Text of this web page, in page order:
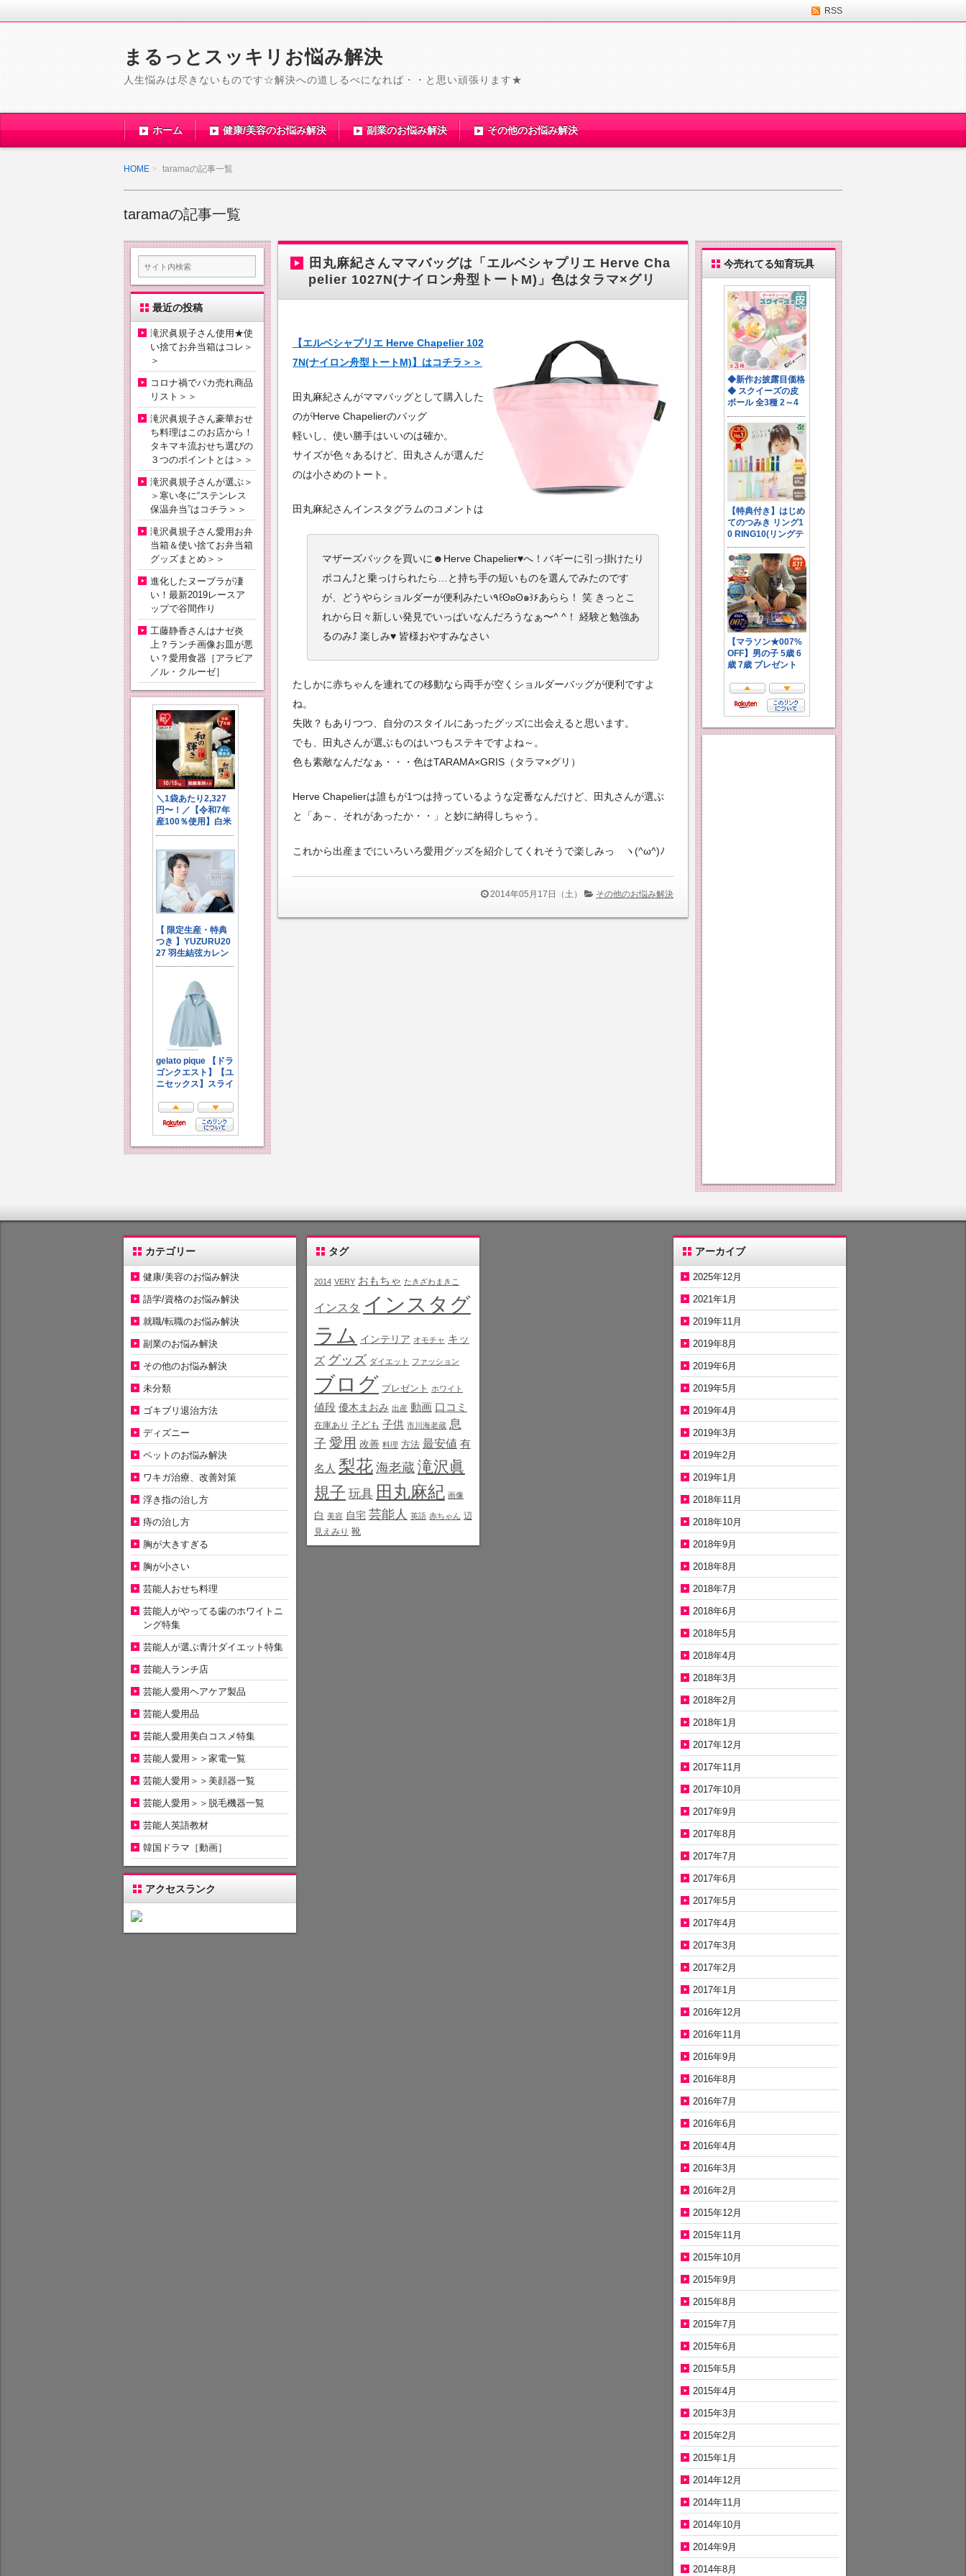
RSS
まるっとスッキリお悩み解決
人生悩みは尽きないものです☆解決への道しるべになれば・・と思い頑張ります★
ホーム 健康/美容のお悩み解決 副業のお悩み解決 その他のお悩み解決
HOME taramaの記事一覧
taramaの記事一覧
田丸麻紀さんママバッグは「エルベシャプリエ Herve Cha
pelier 1027N(ナイロン舟型トートM)」色はタラマ×グリ
【エルベシャプリエ Herve Chapelier 102
7N(ナイロン舟型トートM)】はコチラ＞＞
田丸麻紀さんがママバッグとして購入した
のがHerve Chapelierのバッグ
軽いし、使い勝手はいいのは確か。
サイズが色々あるけど、田丸さんが選んだ
のは小さめのトート。
田丸麻紀さんインスタグラムのコメントは
マザーズバックを買いに☻Herve Chapelier♥️へ！バギーに引っ掛けたり
ポコん⤴︎と乗っけられたら…と持ち手の短いものを選んでみたのです
が、どうやらショルダーが便利みたい٩꒰ʘʚʘ๑꒱۶あらら！ 笑 きっとこ
れから日々新しい発見でいっぱいなんだろうなぁ〜^ ^！ 経験と勉強あ
るのみ⤴︎ 楽しみ♥️ 皆様おやすみなさい
たしかに赤ちゃんを連れての移動なら両手が空くショルダーバッグが便利ですよ
ね。
失敗？もありつつ、自分のスタイルにあったグッズに出会えると思います。
でも、田丸さんが選ぶものはいつもステキですよね～。
色も素敵なんだなぁ・・・色はTARAMA×GRIS（タラマ×グリ）
Herve Chapelierは誰もが1つは持っているような定番なんだけど、田丸さんが選ぶ
と「あ～、それがあったか・・」と妙に納得しちゃう。
これから出産までにいろいろ愛用グッズを紹介してくれそうで楽しみっ ヽ(^ω^)ﾉ
2014年05月17日（土） その他のお悩み解決
最近の投稿
滝沢眞規子さん使用★使
い捨てお弁当箱はコレ＞
＞
コロナ禍でバカ売れ商品
リスト＞＞
滝沢眞規子さん豪華おせ
ち料理はこのお店から！
タキマキ流おせち選びの
３つのポイントとは＞＞
滝沢眞規子さんが選ぶ＞
＞寒い冬に“ステンレス
保温弁当”はコチラ＞＞
滝沢眞規子さん愛用お弁
当箱＆使い捨てお弁当箱
グッズまとめ＞＞
進化したヌーブラが凄
い！最新2019レースア
ップで谷間作り
工藤静香さんはナゼ炎
上？ランチ画像お皿が悪
い？愛用食器［アラビア
／ル・クルーゼ］
今売れてる知育玩具
カテゴリー
健康/美容のお悩み解決
語学/資格のお悩み解決
就職/転職のお悩み解決
副業のお悩み解決
その他のお悩み解決
未分類
ゴキブリ退治方法
ディズニー
ペットのお悩み解決
ワキガ治療、改善対策
浮き指の治し方
痔の治し方
胸が大きすぎる
胸が小さい
芸能人おせち料理
芸能人がやってる歯のホワイトニ
ング特集
芸能人が選ぶ青汁ダイエット特集
芸能人ランチ店
芸能人愛用ヘアケア製品
芸能人愛用品
芸能人愛用美白コスメ特集
芸能人愛用＞＞家電一覧
芸能人愛用＞＞美顔器一覧
芸能人愛用＞＞脱毛機器一覧
芸能人英語教材
韓国ドラマ［動画］
アクセスランク
タグ
2014 VERY おもちゃ たきざわまきこ
インスタ インスタグ
ラム インテリア オモチャ キッ
ズ グッズ ダイエット ファッション
ブログ プレゼント ホワイト
値段 優木まおみ 出産 動画 口コミ
在庫あり 子ども 子供 市川海老蔵 息
子 愛用 改善 料理 方法 最安値 有
名人 梨花 海老蔵 滝沢眞
規子 玩具 田丸麻紀 画像
白 美容 自宅 芸能人 英語 赤ちゃん 辺
見えみり 靴
アーカイブ
2025年12月
2021年1月
2019年11月
2019年8月
2019年6月
2019年5月
2019年4月
2019年3月
2019年2月
2019年1月
2018年11月
2018年10月
2018年9月
2018年8月
2018年7月
2018年6月
2018年5月
2018年4月
2018年3月
2018年2月
2018年1月
2017年12月
2017年11月
2017年10月
2017年9月
2017年8月
2017年7月
2017年6月
2017年5月
2017年4月
2017年3月
2017年2月
2017年1月
2016年12月
2016年11月
2016年9月
2016年8月
2016年7月
2016年6月
2016年4月
2016年3月
2016年2月
2015年12月
2015年11月
2015年10月
2015年9月
2015年8月
2015年7月
2015年6月
2015年5月
2015年4月
2015年3月
2015年2月
2015年1月
2014年12月
2014年11月
2014年10月
2014年9月
2014年8月